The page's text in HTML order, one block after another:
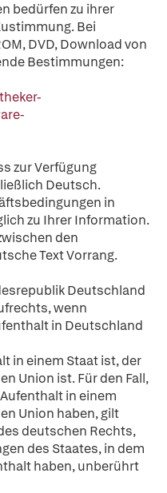
bedürfen zu ihrer
Bei
DVD, Download von
Bestimmungen:
zur Verfügung
Deutsch.
in
zu Ihrer Information.
den
Text Vorrang.
Deutschland
wenn
in Deutschland
in einem Staat ist, der
Union ist. Für den Fall,
in einem
Union haben, gilt
deutschen Rechts,
des Staates, in dem
haben, unberührt